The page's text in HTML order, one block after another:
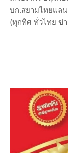
บก.สยามไทยแล
(ทุกทิศ ทั่วไทย ข่